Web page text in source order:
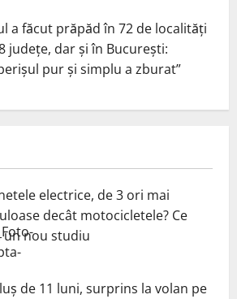
a făcut prăpăd în 72 de localități
județe, dar și în București:
pur și simplu a zburat”
electrice, de 3 ori mai
decât motocicletele? Ce
un nou studiu
de 11 luni, surprins la volan pe